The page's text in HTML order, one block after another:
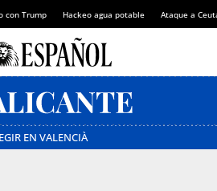
con Trump Hackeo agua potable Ataque a
EN VALENCIÀ